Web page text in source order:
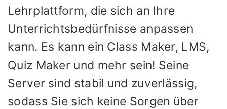
Lehrplattform, die sich an Ihre
Unterrichtsbedürfnisse anpassen
kann. Es kann ein Class Maker, LMS,
Quiz Maker und mehr sein! Seine
Server sind stabil und zuverlässig,
sodass Sie sich keine Sorgen über